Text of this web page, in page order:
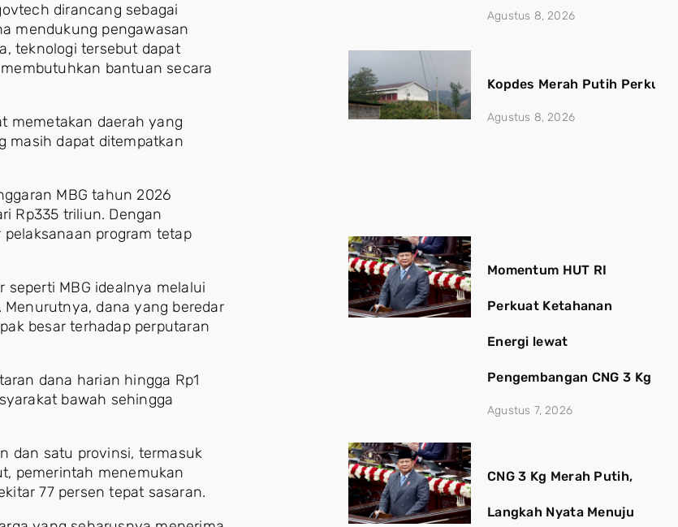
dirancang sebagai
mendukung pengawasan
teknologi tersebut dapat
bantuan secara
memetakan daerah yang
masih dapat ditempatkan
MBG tahun 2026
Rp335 triliun. Dengan
program tetap
MBG idealnya melalui
dana yang beredar
besar terhadap perputaran
dana harian hingga Rp1
bawah sehingga
dan satu provinsi, termasuk
pemerintah menemukan
77 persen tepat sasaran.
Agustus 8, 2026
Kopdes Merah Putih Perkuat
Agustus 8, 2026
Momentum HUT RI
Perkuat Ketahanan
Energi lewat
Pengembangan CNG 3 Kg
Agustus 7, 2026
CNG 3 Kg Merah Putih,
Langkah Nyata Menuju